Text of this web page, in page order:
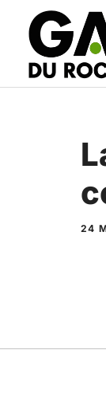
contenu
24